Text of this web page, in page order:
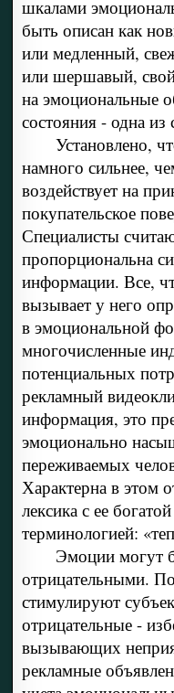
шкалами
быть описан как
или медленный,
или шершавый,
на эмоциональные
состояния - одна
Установлено,
намного сильнее,
воздействует на
покупательское
Специалисты
пропорциональна
информации. Все,
вызывает у него
в эмоциональной
многочисленные
потенциальных
рекламный
информация, это
эмоционально
переживаемых
Характерна в этом
лексика с ее
терминологией:
Эмоции могут
отрицательными.
стимулируют
отрицательные -
вызывающих
рекламные